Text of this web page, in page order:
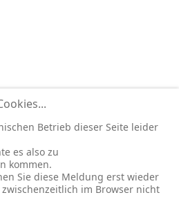
Betrieb dieser Seite leider
es also zu
kommen.
Sie diese Meldung erst wieder
zwischenzeitlich im Browser nicht